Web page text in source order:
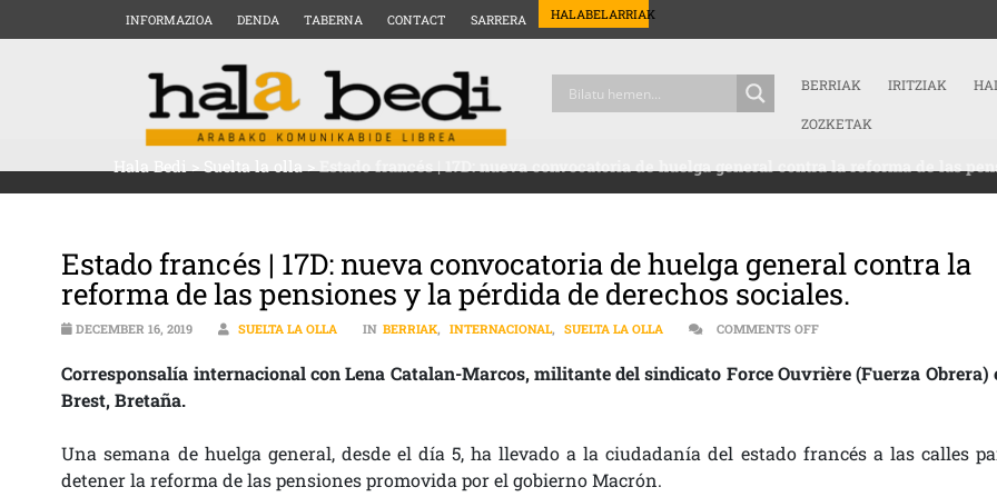
INFORMAZIOA DENDA TABERNA CONTACT SARRERA HALABELARRIAK
BERRIAK IRITZIAK
ZOZKETAK
Hala Bedi>Suelta la olla>Estado francés | 17D: nueva convocatoria de huelga general contra la reforma de las
Estado francés | 17D: nueva convocatoria de huelga general contra la
reforma de las pensiones y la pérdida de derechos sociales.
DECEMBER 16, 2019 SUELTA LA OLLA IN BERRIAK, INTERNACIONAL, SUELTA LA OLLA COMMENTS OFFON ESTADO FRANCÉS | 17D:
Corresponsalía internacional con Lena Catalan-Marcos, militante del sindicato Force Ouvrière (Fuerza Obrera)
Brest, Bretaña.
Una semana de huelga general, desde el día 5, ha llevado a la ciudadanía del estado francés a las calles
detener la reforma de las pensiones promovida por el gobierno Macrón.